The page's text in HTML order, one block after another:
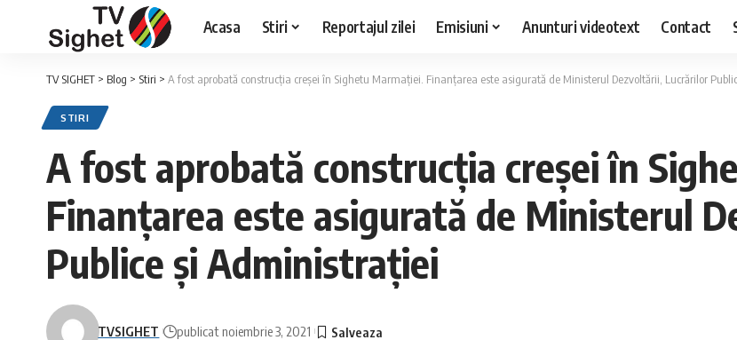
Acasa Stiri Reportajul zilei Emisiuni Anunturi videotext Contact
TV SIGHET > Blog > Stiri > A fost aprobată construcția creșei în Sighetu Marmației. Finanțarea este asigurată de Ministerul Dezvoltării, Lucrărilor
STIRI
A fost aprobată construcția creșei în
Finanțarea este asigurată de Ministerul
Publice și Administrației
TVSIGHET publicat noiembrie 3, 2021